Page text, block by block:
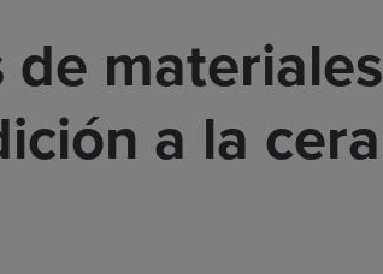
de materiales
a la cera